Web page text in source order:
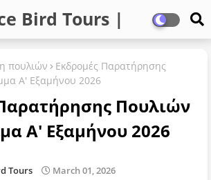
Bird Tours |
Birding
πουλιών
Εκδρομές Παρατήρησης
Α' Εξαμήνου 2026
Πουλιών
Α' Εξαμήνου 2026
Tours March 01, 2026